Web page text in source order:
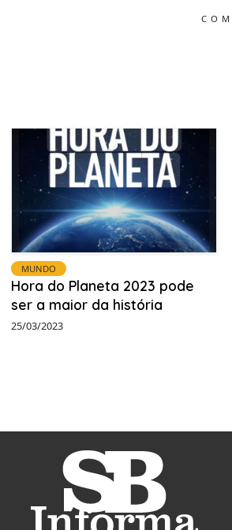
MUNDO
Hora do Planeta 2023 pode
ser a maior da história
25/03/2023